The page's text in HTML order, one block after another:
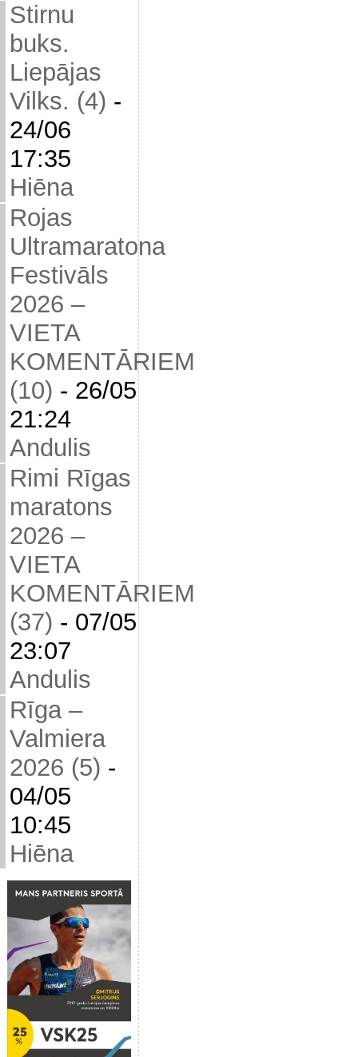
Stirnu
buks.
Liepājas
Vilks. (4) -
24/06
17:35
Hiēna
Rojas
Ultramaratona
Festivāls
2026 –
VIETA
KOMENTĀRIEM
(10) - 26/05
21:24
Andulis
Rimi Rīgas
maratons
2026 –
VIETA
KOMENTĀRIEM
(37) - 07/05
23:07
Andulis
Rīga –
Valmiera
2026 (5) -
04/05
10:45
Hiēna